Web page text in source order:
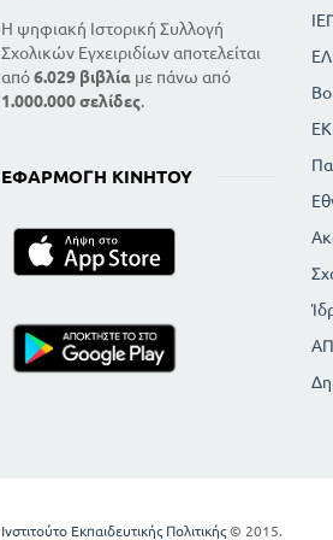
Η ψηφιακή Ιστορική Συλλογή
Σχολικών Εγχειριδίων αποτελείται
από6.029 βιβλία με πάνω από
1.000.000 σελίδες.
ΕΦΑΡΜΟΓΉ ΚΙΝΗΤΟΎ
Ινστιτούτο Εκπαιδευτικής Πολιτικής © 2015.